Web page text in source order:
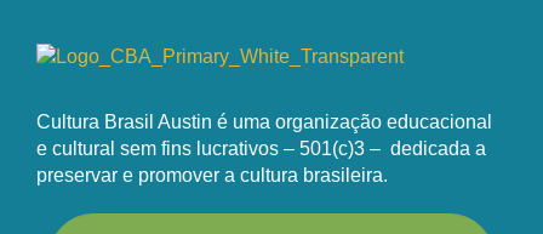
Cultura Brasil Austin é uma organização educacional
e cultural sem fins lucrativos – 501(c)3 – dedicada a
preservar e promover a cultura brasileira.